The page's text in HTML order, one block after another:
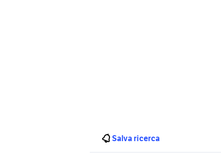
Salva ricerca